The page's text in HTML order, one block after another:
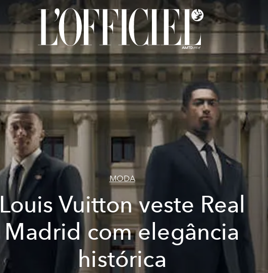
MODA
Louis Vuitton veste Real
Madrid com elegância
histórica